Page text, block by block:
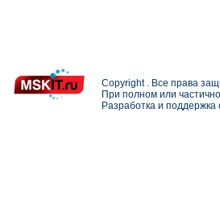
Copyright . Все права
При полном или
Разработка и